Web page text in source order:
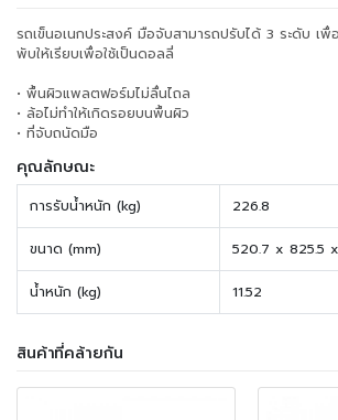
รถเข็นอเนกประสงค์ มือจับสามารถปรับได้ 3 ระดับ เ
พับให้เรียบเพื่อใช้เป็นดอลลี่
• พื้นผิวแพลตฟอร์มไม่ลื่นไถล
• ล้อไม่ทำให้เกิดรอยบนพื้นผิว
• ที่จับถนัดมือ
คุณลักษณะ
การรับน้ำหนัก (kg) 226.8
ขนาด (mm) 520.7 x 825.5
น้ำหนัก (kg) 11.52
สินค้าที่คล้ายกัน